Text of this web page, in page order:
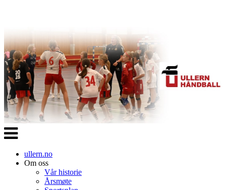
Veksle
navigasjon
ullern.no
Om oss
Vår historie
Årsmøte